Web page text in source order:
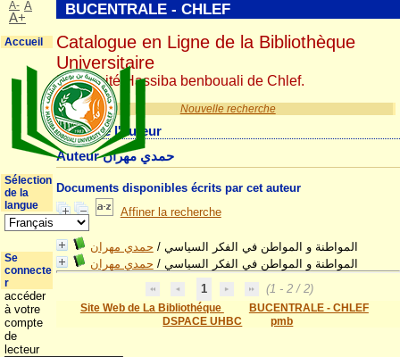
Nouvelle recherche
Détail de l'auteur
Auteur حمدي مهران
Documents disponibles écrits par cet auteur
Affiner la recherche
المواطنة و المواطن في الفكر السياسي / حمدي مهران
المواطنة و المواطن في الفكر السياسي / حمدي مهران
1
(1 - 2 / 2)
Site Web de La Bibliothéque
BUCENTRALE - CHLEF
DSPACE UHBC
pmb
BUCENTRALE - CHLEF
Catalogue en Ligne de la Bibliothèque
Universitaire
Université Hassiba benbouali de Chlef.
A- A
A+
Accueil
Sélection
de la
langue
Se
connecte
r
accéder
à votre
compte
de
lecteur